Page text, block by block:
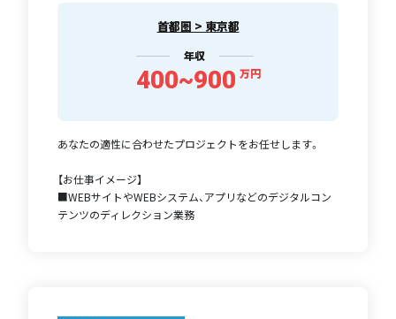
首都圏 > 東京都
年収
400~900 万円
あなたの適性に合わせたプロジェクトをお任せします。
【お仕事イメージ】
■WEBサイトやWEBシステム、アプリなどのデジタルコン
テンツのディレクション業務